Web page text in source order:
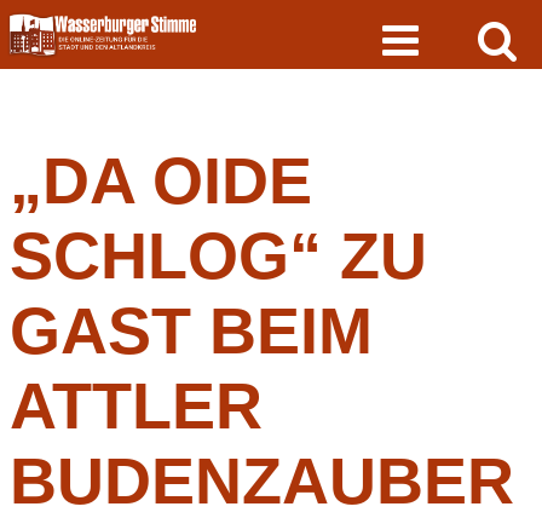
Skip
to
content
„DA OIDE
SCHLOG“ ZU
GAST BEIM
ATTLER
BUDENZAUBER